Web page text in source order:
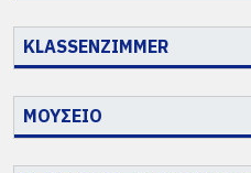
KLASSENZIMMER
ΜΟΥΣΕΙΟ